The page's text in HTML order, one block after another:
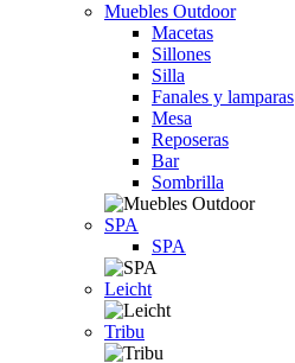
Muebles Outdoor
Macetas
Sillones
Silla
Fanales y lamparas
Mesa
Reposeras
Bar
Sombrilla
SPA
SPA
Leicht
Tribu